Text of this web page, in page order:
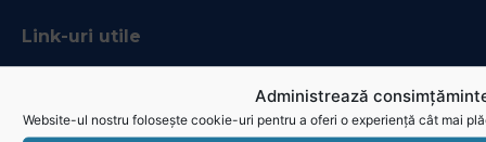
Administrează
Website-ul nostru folosește cookie-uri pentru a oferi o experiență cât mai
Link-uri utile
Politica de utilizare cookies